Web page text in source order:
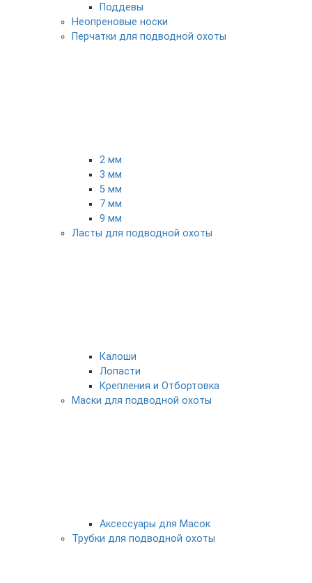
Поддевы
Неопреновые носки
Перчатки для подводной охоты
2 мм
3 мм
5 мм
7 мм
9 мм
Ласты для подводной охоты
Калоши
Лопасти
Крепления и Отбортовка
Маски для подводной охоты
Аксессуары для Масок
Трубки для подводной охоты